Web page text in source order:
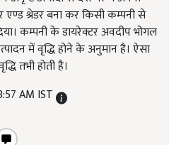
श्रेडर बना कर किसी कम्पनी से
कम्पनी के डायरेक्टर अवदीप भोगल
में वृद्धि होने के अनुमान है। ऐसा
तभी होती है।
AM IST